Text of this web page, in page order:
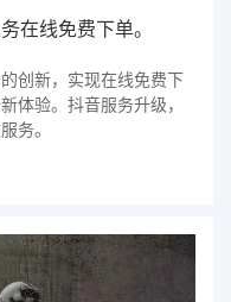
在线免费下单。
创新，实现在线免费下
体验。抖音服务升级，
务。